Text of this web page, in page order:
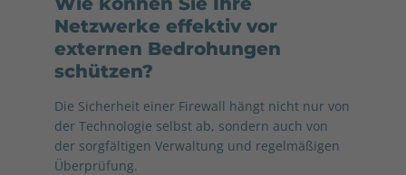
Netzwerke effektiv vor
externen Bedrohungen
schützen?
Die Sicherheit einer Firewall hängt nicht nur von
der Technologie selbst ab, sondern auch von
der sorgfältigen Verwaltung und regelmäßigen
Überprüfung.